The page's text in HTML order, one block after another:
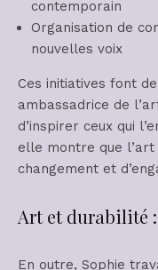
contemporain
Organisation de
nouvelles voix
Ces initiatives font
ambassadrice de
d’inspirer ceux qui
elle montre que
changement et
Art et durabilité
En outre, Sophie